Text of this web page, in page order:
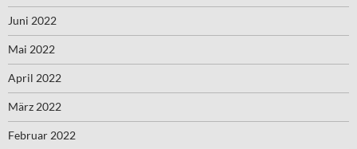
Juni 2022
Mai 2022
April 2022
März 2022
Februar 2022